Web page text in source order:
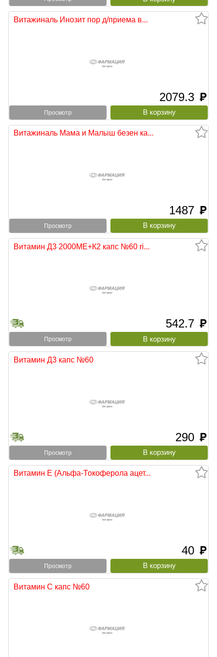
Витажиналь Инозит пор д/приема в...
2079.3 руб
Просмотр
Витажиналь Мама и Малыш безен ка...
1487 руб
Просмотр
Витамин Д3 2000МЕ+К2 капс №60 ri...
542.7 руб
Просмотр
Витамин Д3 капс №60
290 руб
Просмотр
Витамин Е (Альфа-Токоферола ацет...
40 руб
Просмотр
Витамин С капс №60